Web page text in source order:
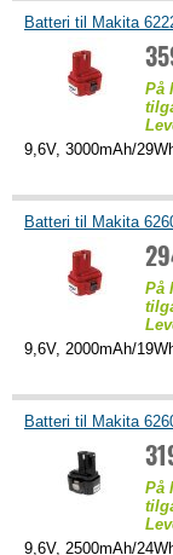
Batteri til Makita
På
9,6V, 3000mAh/
Batteri til Makita
På
9,6V, 2000mAh/
Batteri til Makita
På
9,6V, 2500mAh/